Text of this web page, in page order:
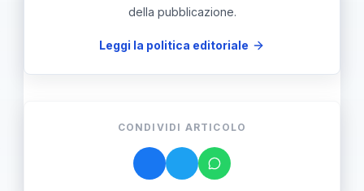
della pubblicazione.
Leggi la politica editoriale
CONDIVIDI ARTICOLO